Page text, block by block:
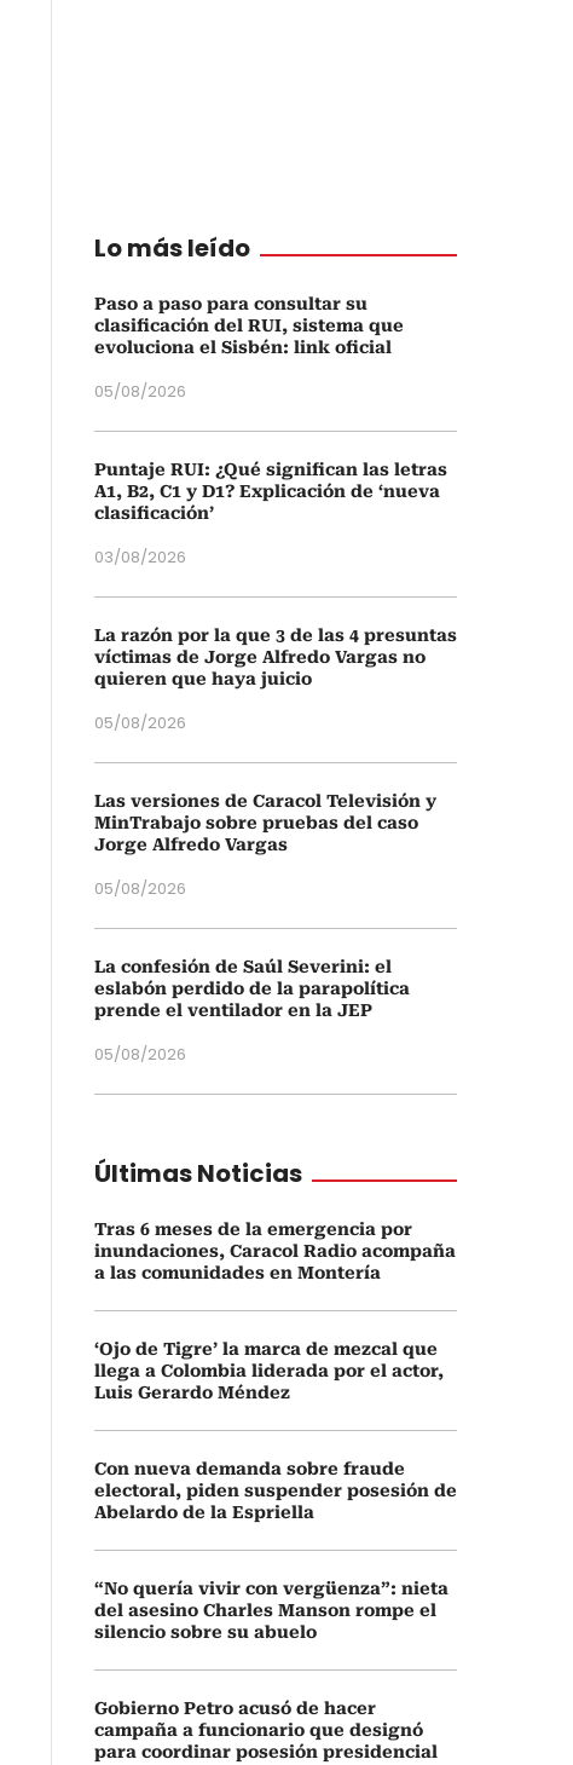
Lo más leído
Paso a paso para consultar su
clasificación del RUI, sistema que
evoluciona el Sisbén: link oficial
05/08/2026
Puntaje RUI: ¿Qué significan las letras
A1, B2, C1 y D1? Explicación de ‘nueva
clasificación’
03/08/2026
La razón por la que 3 de las 4 presuntas
víctimas de Jorge Alfredo Vargas no
quieren que haya juicio
05/08/2026
Las versiones de Caracol Televisión y
MinTrabajo sobre pruebas del caso
Jorge Alfredo Vargas
05/08/2026
La confesión de Saúl Severini: el
eslabón perdido de la parapolítica
prende el ventilador en la JEP
05/08/2026
Últimas Noticias
Tras 6 meses de la emergencia por
inundaciones, Caracol Radio acompaña
a las comunidades en Montería
‘Ojo de Tigre’ la marca de mezcal que
llega a Colombia liderada por el actor,
Luis Gerardo Méndez
Con nueva demanda sobre fraude
electoral, piden suspender posesión de
Abelardo de la Espriella
“No quería vivir con vergüenza”: nieta
del asesino Charles Manson rompe el
silencio sobre su abuelo
Gobierno Petro acusó de hacer
campaña a funcionario que designó
para coordinar posesión presidencial